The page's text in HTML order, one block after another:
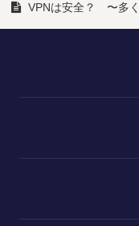
VPNは安全？ 〜多